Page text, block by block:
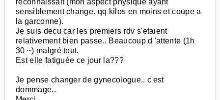
reconnaissait (mon aspect physique ayant
sensiblement change. qq kilos en moins et coupe a
la garconne).
Je suis decu car les premiers rdv s'etaient
relativement bien passe.. Beaucoup d 'attente (1h
30 ~) malgré tout.
Est elle fatiguée ce jour la???
Je pense changer de gynecologue.. c'est
dommage..